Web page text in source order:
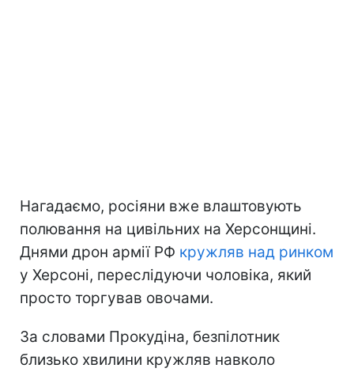
Нагадаємо, росіяни вже влаштовують
полювання на цивільних на Херсонщині.
Днями дрон армії РФ кружляв над ринком
у Херсоні, переслідуючи чоловіка, який
просто торгував овочами.
За словами Прокудіна, безпілотник
близько хвилини кружляв навколо